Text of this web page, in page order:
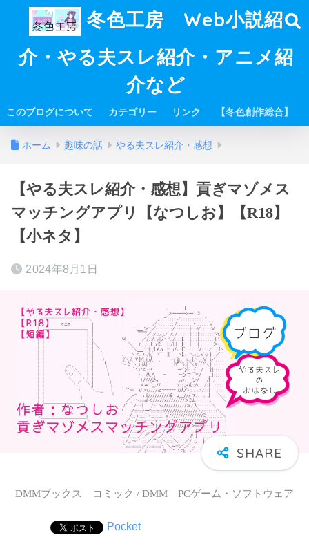
冬色工房 Web小説紹
介・やる夫スレ紹介・アニメ紹
介など
このブログについて カテゴリー リンク 【冬色創作総合】
ホーム 趣味の話 やる夫スレ紹介・感想
【やる夫スレ紹介・感想】貢ぎマゾメス
マッチングアプリ【なつしお】【R18】
【小ネタ】
2024年8月1日
DMMブックス コミック / DMM PCゲーム・ソフトウェア
Pocket